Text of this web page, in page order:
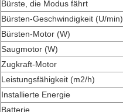
Bürste, die Modus fährt
Bürsten-Geschwindigkeit (U/min)
Bürsten-Motor (W)
Saugmotor (W)
Zugkraft-Motor
Leistungsfähigkeit (m2/h)
Installierte Energie
Batterie